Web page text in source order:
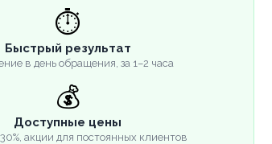
⏱️
Быстрый результат
в день обращения, за 1–2 часа
💰
Доступные цены
акции для постоянных клиентов